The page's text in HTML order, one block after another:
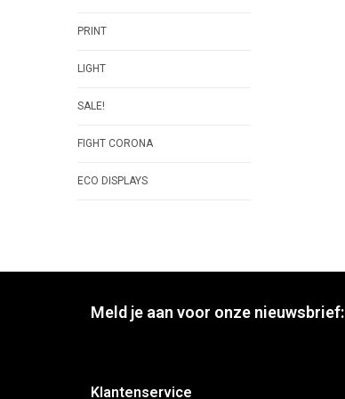
PRINT
LIGHT
SALE!
FIGHT CORONA
ECO DISPLAYS
Meld je aan voor onze nieuwsbrief:
Klantenservice